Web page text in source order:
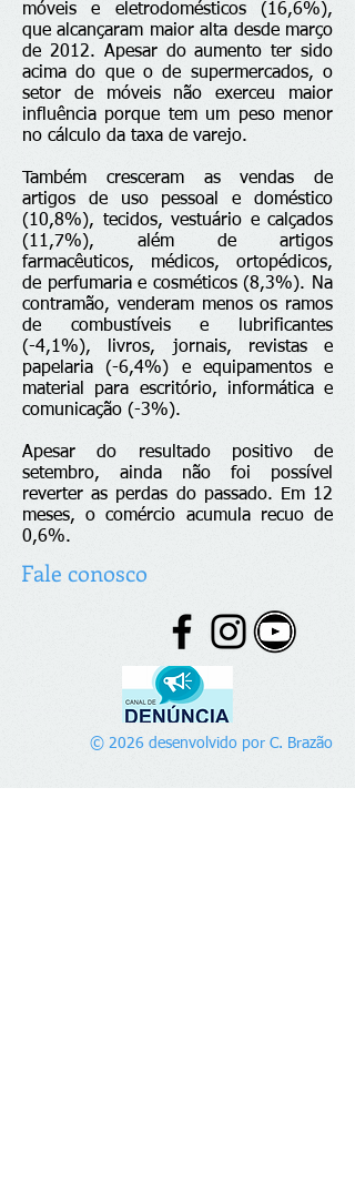
móveis e eletrodomésticos (16,6%),
que alcançaram maior alta desde março
de 2012. Apesar do aumento ter sido
acima do que o de supermercados, o
setor de móveis não exerceu maior
influência porque tem um peso menor
no cálculo da taxa de varejo.
Também cresceram as vendas de
artigos de uso pessoal e doméstico
(10,8%), tecidos, vestuário e calçados
(11,7%), além de artigos
farmacêuticos, médicos, ortopédicos,
de perfumaria e cosméticos (8,3%). Na
contramão, venderam menos os ramos
de combustíveis e lubrificantes
(-4,1%), livros, jornais, revistas e
papelaria (-6,4%) e equipamentos e
material para escritório, informática e
comunicação (-3%).
Apesar do resultado positivo de
setembro, ainda não foi possível
reverter as perdas do passado. Em 12
meses, o comércio acumula recuo de
0,6%.
Fale conosco
© 2026 desenvolvido por C. Brazão